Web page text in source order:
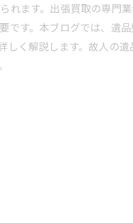
れます。出張買取の専門
です。本ブログでは、遺
しく解説します。故人の遺